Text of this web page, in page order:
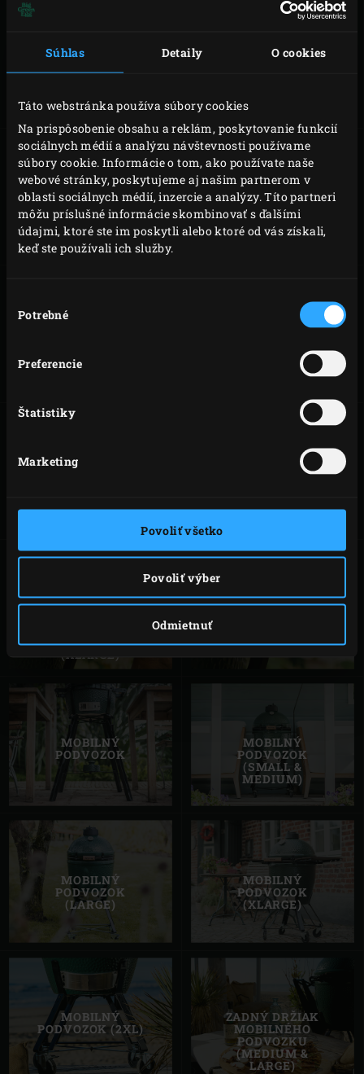
Súhlas Detaily O cookies
Táto webstránka používa súbory cookies
Na prispôsobenie obsahu a reklám, poskytovanie funkcií
sociálnych médií a analýzu návštevnosti používame
súbory cookie. Informácie o tom, ako používate naše
webové stránky, poskytujeme aj našim partnerom v
oblasti sociálnych médií, inzercie a analýzy. Títo partneri
môžu príslušné informácie skombinovať s ďalšími
údajmi, ktoré ste im poskytli alebo ktoré od vás získali,
keď ste používali ich služby.
súhlasu
Potrebné
Preferencie
Štatistiky
Marketing
Povoliť všetko
Povoliť výber
Odmietnuť
EGG NOSIČ (MINI) EGG NOSIČ
EGG RÁM (LARGE) EGG RÁM
(XLARGE)
EGG POLIČKY
ROZŠIRUJÚCI INTEGROVANÝ
INTEGROVANÝ
DRŽIAKOM
(XLARGE)
INTEGROVANÝ
DRŽIAKOM (2XL)
MOBILNÝ
PODVOZOK
MOBILNÝ
PODVOZOK
(SMALL &
MEDIUM)
MOBILNÝ
PODVOZOK
(LARGE)
MOBILNÝ
PODVOZOK
(XLARGE)
MOBILNÝ
PODVOZOK (2XL)
ZADNÝ DRŽIAK
MOBILNÉHO
PODVOZKU
(MEDIUM &
LARGE)